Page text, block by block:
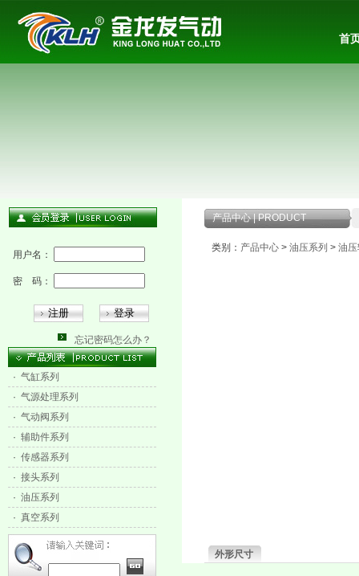
首
用户名：
密 码：
忘记密码怎么办？
· 气缸系列
· 气源处理系列
· 气动阀系列
· 辅助件系列
· 传感器系列
· 接头系列
· 油压系列
· 真空系列
产品中心 | PRODUCT
类别： 产品中心 > 油压系列 > 油
外形尺寸